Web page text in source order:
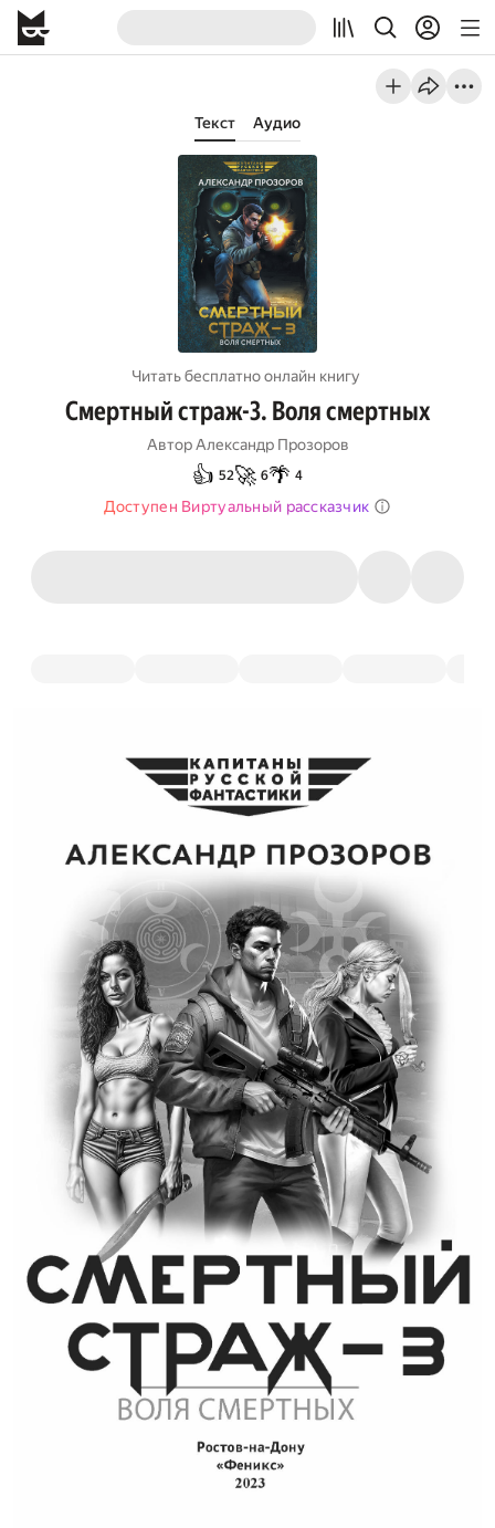
Текст Аудио
Читать бесплатно онлайн книгу
Смертный страж-3. Воля смертных
Автор Александр Прозоров
👍 52🚀 6🌴 4
Доступен Виртуальный рассказчик